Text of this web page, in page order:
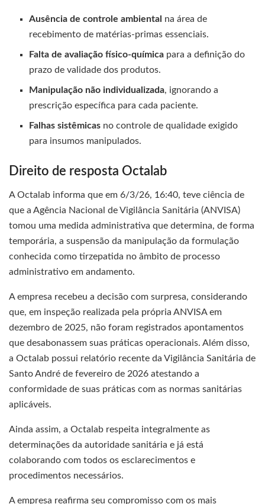
Ausência de controle ambiental na área de
recebimento de matérias-primas essenciais.
Falta de avaliação físico-química para a definição do
prazo de validade dos produtos.
Manipulação não individualizada, ignorando a
prescrição específica para cada paciente.
Falhas sistêmicas no controle de qualidade exigido
para insumos manipulados.
Direito de resposta Octalab
A Octalab informa que em 6/3/26, 16:40, teve ciência de
que a Agência Nacional de Vigilância Sanitária (ANVISA)
tomou uma medida administrativa que determina, de forma
temporária, a suspensão da manipulação da formulação
conhecida como tirzepatida no âmbito de processo
administrativo em andamento.
A empresa recebeu a decisão com surpresa, considerando
que, em inspeção realizada pela própria ANVISA em
dezembro de 2025, não foram registrados apontamentos
que desabonassem suas práticas operacionais. Além disso,
a Octalab possui relatório recente da Vigilância Sanitária de
Santo André de fevereiro de 2026 atestando a
conformidade de suas práticas com as normas sanitárias
aplicáveis.
Ainda assim, a Octalab respeita integralmente as
determinações da autoridade sanitária e já está
colaborando com todos os esclarecimentos e
procedimentos necessários.
A empresa reafirma seu compromisso com os mais